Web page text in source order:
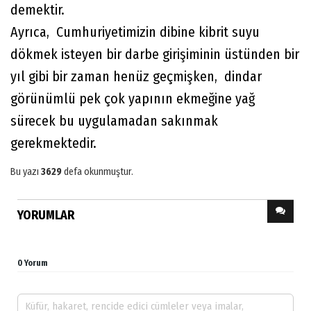
demektir.
Ayrıca, Cumhuriyetimizin dibine kibrit suyu
dökmek isteyen bir darbe girişiminin üstünden bir
yıl gibi bir zaman henüz geçmişken, dindar
görünümlü pek çok yapının ekmeğine yağ
sürecek bu uygulamadan sakınmak
gerekmektedir.
Bu yazı 3629defa okunmuştur.
YORUMLAR
0 Yorum